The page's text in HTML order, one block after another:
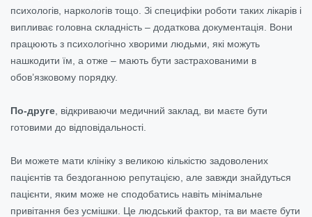
психологів, наркологів тощо. Зі специфіки роботи таких лікарів і
випливає головна складність – додаткова документація. Вони
працюють з психологічно хворими людьми, які можуть
нашкодити їм, а отже – мають бути застрахованими в
обов’язковому порядку.
По-друге , відкриваючи медичний заклад, ви маєте бути
готовими до відповідальності.
Ви можете мати клініку з великою кількістю задоволених
пацієнтів та бездоганною репутацією, але завжди знайдуться
пацієнти, яким може не сподобатись навіть мінімальне
привітання без усмішки. Це людський фактор, та ви маєте бути